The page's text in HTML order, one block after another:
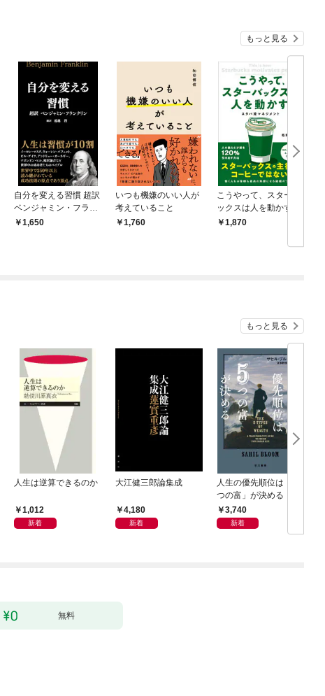
もっと見る
自分を変える習慣 超訳
ベンジャミン・フラン
クリン
1,650
いつも機嫌のいい人が
考えていること
1,760
こうやって、スターバ
ックスは人を動かす ス
タバ流マネジメント
1,870
もっと見る
人生は逆算できるのか
1,012
新着
大江健三郎論集成
4,180
新着
人生の優先順位は「５
つの富」が決める
3,740
新着
無料